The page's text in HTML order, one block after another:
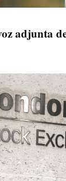
adjunta